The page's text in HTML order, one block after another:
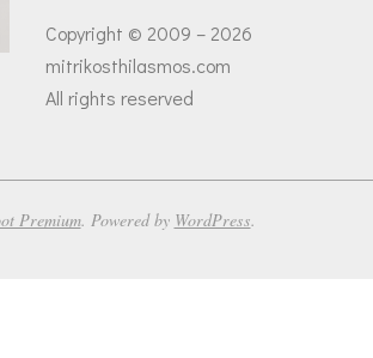
Copyright © 2009 – 2026
mitrikosthilasmos.com
All rights reserved
Premium. Powered by WordPress.